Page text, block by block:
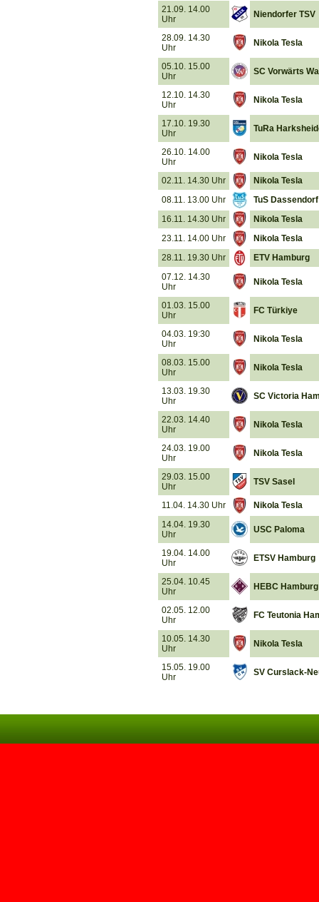
21.09. 14.00
Uhr
Niendorfer TSV
28.09. 14.30
Uhr
Nikola Tesla
05.10. 15.00
Uhr
SC Vorwärts
12.10. 14.30
Uhr
Nikola Tesla
17.10. 19.30
Uhr
TuRa
26.10. 14.00
Uhr
Nikola Tesla
02.11. 14.30 Uhr
Nikola Tesla
08.11. 13.00 Uhr
TuS Dassendorf
16.11. 14.30 Uhr
Nikola Tesla
23.11. 14.00 Uhr
Nikola Tesla
28.11. 19.30 Uhr
ETV Hamburg
07.12. 14.30
Uhr
Nikola Tesla
01.03. 15.00
Uhr
FC Türkiye
04.03. 19:30
Uhr
Nikola Tesla
08.03. 15.00
Uhr
Nikola Tesla
13.03. 19.30
Uhr
SC Victoria
22.03. 14.40
Uhr
Nikola Tesla
24.03. 19.00
Uhr
Nikola Tesla
29.03. 15.00
Uhr
TSV Sasel
11.04. 14.30 Uhr
Nikola Tesla
14.04. 19.30
Uhr
USC Paloma
19.04. 14.00
Uhr
ETSV Hamburg
25.04. 10.45
Uhr
HEBC Hamburg
02.05. 12.00
Uhr
FC Teutonia
10.05. 14.30
Uhr
Nikola Tesla
15.05. 19.00
Uhr
SV Curslack-